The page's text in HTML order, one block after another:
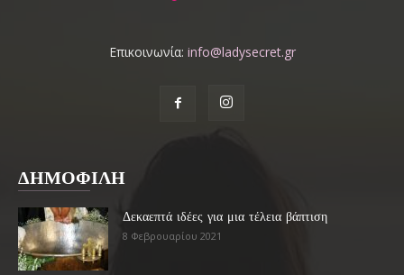
Επικοινωνία: info@ladysecret.gr
ΔΗΜΟΦΙΛΗ
Δεκαεπτά ιδέες για μια τέλεια βάπτιση
8 Φεβρουαρίου 2021